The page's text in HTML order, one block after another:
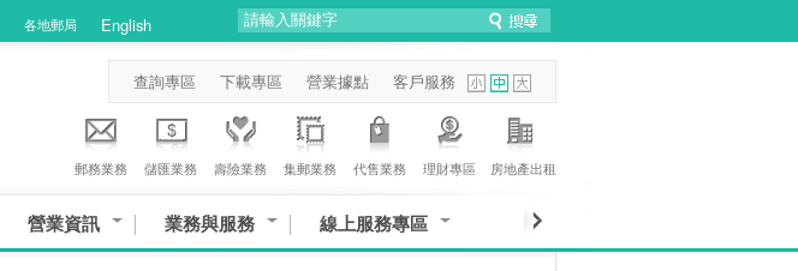
各地郵局 English
查詢專區 下載專區 營業據點 客戶服務
郵務業務 儲匯業務 壽險業務 集郵業務 代售業務 理財專區 房地產出租
營業資訊 業務與服務 線上服務專區